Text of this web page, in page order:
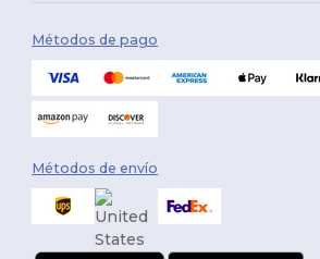
Métodos de pago
Métodos de envío